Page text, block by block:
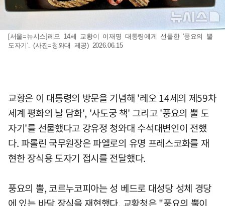
[서울=뉴시스]레오 14세 교황이 이재명 대통령에게 선물한 '풍요의 뿔
도자기'. (사진=청와대 제공) 2026.06.15
교황은 이 대통령의 방문을 기념해 '레오 14세의 제59차
세계 평화의 날 담화', '사도궁 책' 그리고 '풍요의 뿔 도
자기'를 선물했다고 강유정 청와대 수석대변인이 전했
다. 파롤린 국무원장은 파엘로의 유명 프레스코화를 재
현한 장식용 도자기 접시를 전달했다.
풍요의 뿔, 코르누코피아는 성 베드로 대성당 성체 경당
에 있는 바닥 장식을 재현했다. 교황청은 "풍요의 뿔이